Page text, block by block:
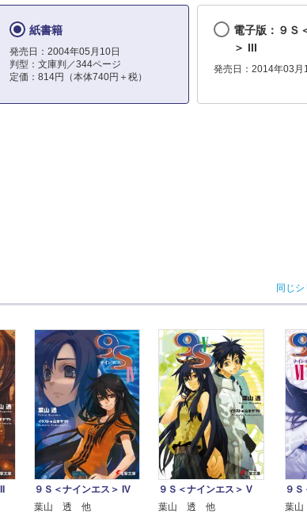
紙書籍
発売日：2004年05月10日
判型：文庫判／344ページ
定価：814円（本体740円＋税）
電子版：９Ｓ
＞ III
発売日：2014年03月
同じ
９Ｓ＜ナインエス＞ IV
葉山 透 他
９Ｓ＜ナインエス＞ V
葉山 透 他
９
葉